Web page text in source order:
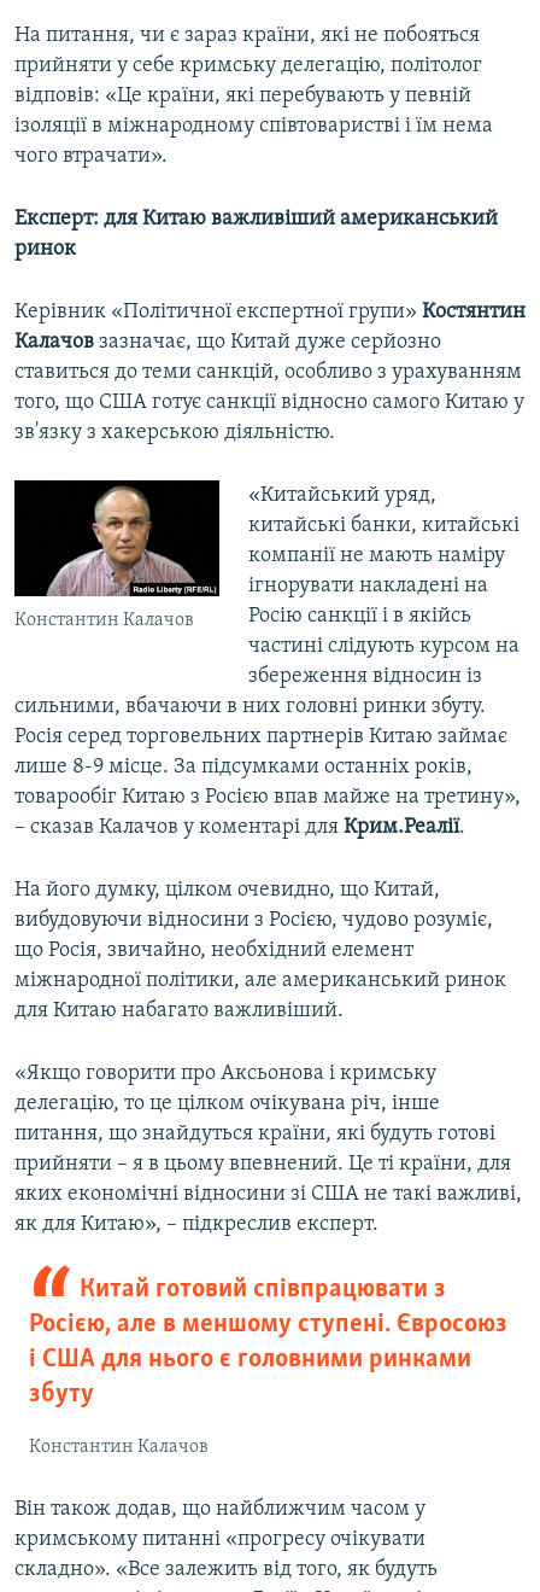
На питання, чи є зараз країни, які не побояться
прийняти у себе кримську делегацію, політолог
відповів: «Це країни, які перебувають у певній
ізоляції в міжнародному співтоваристві і їм нема
чого втрачати».
Експерт: для Китаю важливіший американський
ринок
Керівник «Політичної експертної групи» Костянтин
Калачов зазначає, що Китай дуже серйозно
ставиться до теми санкцій, особливо з урахуванням
того, що США готує санкції відносно самого Китаю у
зв'язку з хакерською діяльністю.
Константин Калачов
«Китайський уряд,
китайські банки, китайські
компанії не мають наміру
ігнорувати накладені на
Росію санкції і в якійсь
частині слідують курсом на
збереження відносин із
сильними, вбачаючи в них головні ринки збуту.
Росія серед торговельних партнерів Китаю займає
лише 8-9 місце. За підсумками останніх років,
товарообіг Китаю з Росією впав майже на третину»,
– сказав Калачов у коментарі для Крим.Реалії.
На його думку, цілком очевидно, що Китай,
вибудовуючи відносини з Росією, чудово розуміє,
що Росія, звичайно, необхідний елемент
міжнародної політики, але американський ринок
для Китаю набагато важливіший.
«Якщо говорити про Аксьонова і кримську
делегацію, то це цілком очікувана річ, інше
питання, що знайдуться країни, які будуть готові
прийняти – я в цьому впевнений. Це ті країни, для
яких економічні відносини зі США не такі важливі,
як для Китаю», – підкреслив експерт.
Китай готовий співпрацювати з
Росією, але в меншому ступені. Євросоюз
і США для нього є головними ринками
збуту
Константин Калачов
Він також додав, що найближчим часом у
кримському питанні «прогресу очікувати
складно». «Все залежить від того, як будуть